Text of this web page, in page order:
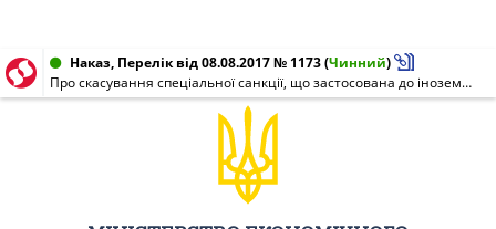
Наказ, Перелік від 08.08.2017 № 1173(Чинний)
Про скасування спеціальної санкції, що застосована до іноземного суб'єкта господарської діяльності